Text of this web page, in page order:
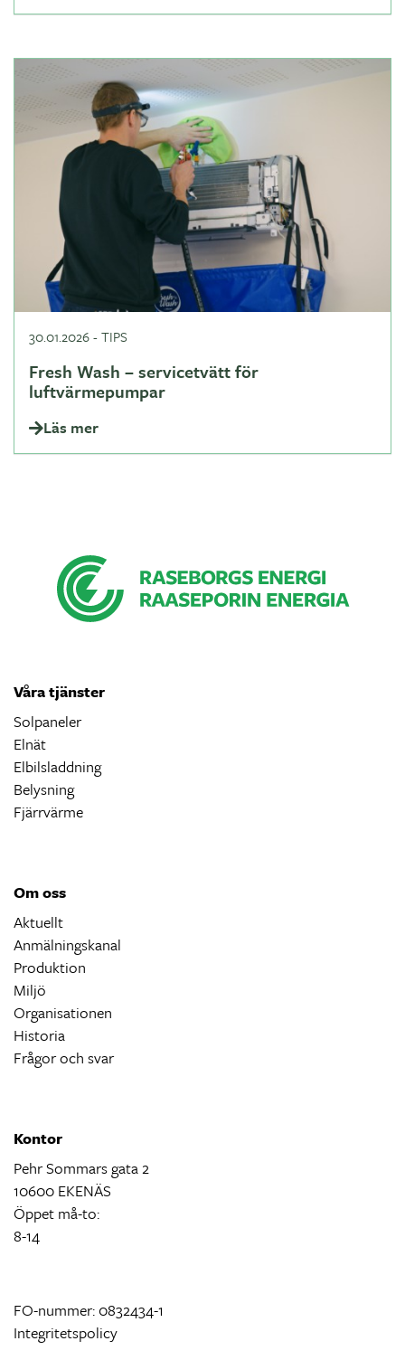
30.01.2026-TIPS
Fresh Wash – servicetvätt för
luftvärmepumpar
Läs mer
Våra tjänster
Solpaneler
Elnät
Elbilsladdning
Belysning
Fjärrvärme
Om oss
Aktuellt
Anmälningskanal
Produktion
Miljö
Organisationen
Historia
Frågor och svar
Kontor
Pehr Sommars gata 2
10600 EKENÄS
Öppet må-to:
8-14
FO-nummer: 0832434-1
Integritetspolicy